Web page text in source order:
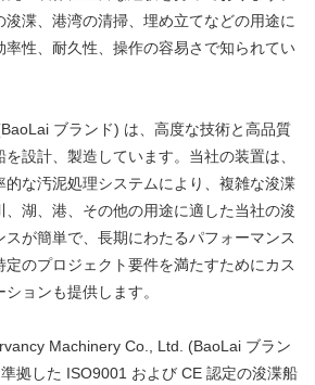
浚渫、港湾の清掃、埋め立てなどの用途に
性、耐久性、操作の容易さで知られてい
ブランド) は、高度な技術と高品質
設計、製造しています。当社の装置は、
な汚泥処理システムにより、複雑な浚渫
湖、港、その他の用途に適した当社の浚
が簡単で、長期にわたるパフォーマンス
のプロジェクト要件を満たすためにカス
ョンも提供します。
Machinery Co., Ltd. (BaoLai ブラン
拠した ISO9001 および CE 認定の浚渫船